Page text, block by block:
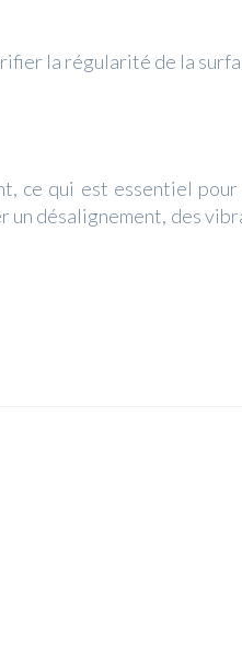
la régularité de la
ce qui est essentiel pour
désalignement, des